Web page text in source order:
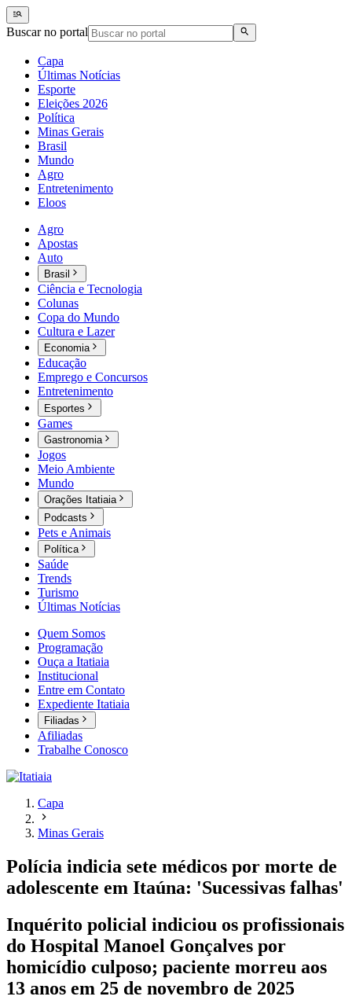
Buscar no portal
Capa
Últimas Notícias
Esporte
Eleições 2026
Política
Minas Gerais
Brasil
Mundo
Agro
Entretenimento
Eloos
Agro
Apostas
Auto
Brasil
Ciência e Tecnologia
Colunas
Copa do Mundo
Cultura e Lazer
Economia
Educação
Emprego e Concursos
Entretenimento
Esportes
Games
Gastronomia
Jogos
Meio Ambiente
Mundo
Orações Itatiaia
Podcasts
Pets e Animais
Política
Saúde
Trends
Turismo
Últimas Notícias
Quem Somos
Programação
Ouça a Itatiaia
Institucional
Entre em Contato
Expediente Itatiaia
Filiadas
Afiliadas
Trabalhe Conosco
Capa
Minas Gerais
Polícia indicia sete médicos por morte de
adolescente em Itaúna: 'Sucessivas falhas'
Inquérito policial indiciou os profissionais
do Hospital Manoel Gonçalves por
homicídio culposo; paciente morreu aos
13 anos em 25 de novembro de 2025